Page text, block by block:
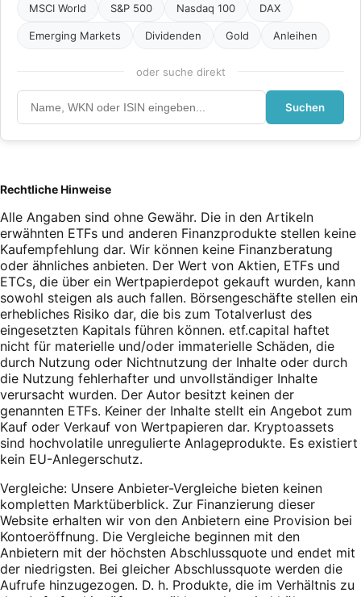
MSCI World S&P 500 Nasdaq 100 DAX
Emerging Markets Dividenden Gold Anleihen
oder suche direkt
Suchen
Rechtliche Hinweise
Alle Angaben sind ohne Gewähr. Die in den Artikeln
erwähnten ETFs und anderen Finanzprodukte stellen keine
Kaufempfehlung dar. Wir können keine Finanzberatung
oder ähnliches anbieten. Der Wert von Aktien, ETFs und
ETCs, die über ein Wertpapierdepot gekauft wurden, kann
sowohl steigen als auch fallen. Börsengeschäfte stellen ein
erhebliches Risiko dar, die bis zum Totalverlust des
eingesetzten Kapitals führen können. etf.capital haftet
nicht für materielle und/oder immaterielle Schäden, die
durch Nutzung oder Nichtnutzung der Inhalte oder durch
die Nutzung fehlerhafter und unvollständiger Inhalte
verursacht wurden. Der Autor besitzt keinen der
genannten ETFs. Keiner der Inhalte stellt ein Angebot zum
Kauf oder Verkauf von Wertpapieren dar. Kryptoassets
sind hochvolatile unregulierte Anlageprodukte. Es existiert
kein EU-Anlegerschutz.
Vergleiche: Unsere Anbieter-Vergleiche bieten keinen
kompletten Marktüberblick. Zur Finanzierung dieser
Website erhalten wir von den Anbietern eine Provision bei
Kontoeröffnung. Die Vergleiche beginnen mit den
Anbietern mit der höchsten Abschlussquote und endet mit
der niedrigsten. Bei gleicher Abschlussquote werden die
Aufrufe hinzugezogen. D. h. Produkte, die im Verhältnis zu